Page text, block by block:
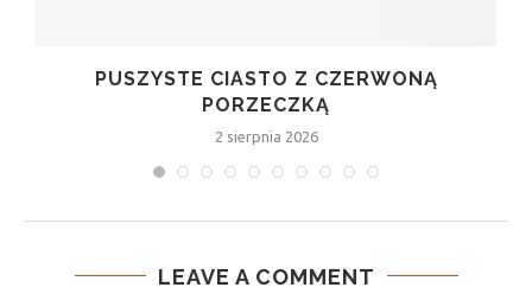
PUSZYSTE CIASTO Z CZERWONĄ
PORZECZKĄ
2 sierpnia 2026
LEAVE A COMMENT